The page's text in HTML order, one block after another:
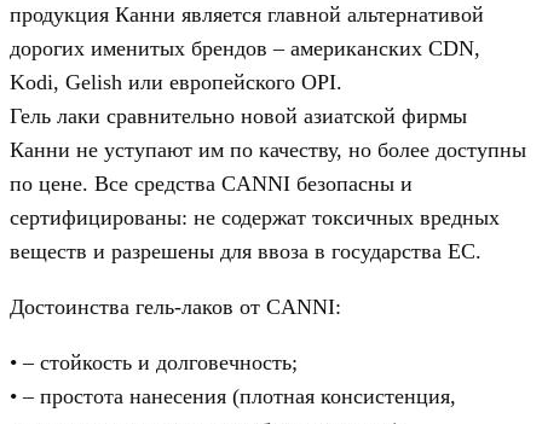
продукция Канни является главной альтернативой
дорогих именитых брендов – американских CDN,
Kodi, Gelish или европейского OPI.
Гель лаки сравнительно новой азиатской фирмы
Канни не уступают им по качеству, но более доступны
по цене. Все средства CANNI безопасны и
сертифицированы: не содержат токсичных вредных
веществ и разрешены для ввоза в государства ЕС.
Достоинства гель-лаков от CANNI:
• – стойкость и долговечность;
• – простота нанесения (плотная консистенция,